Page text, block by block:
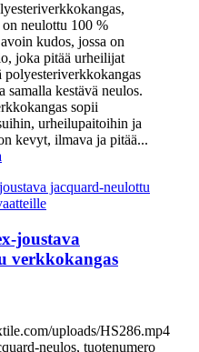
neulottu 100 %
kudos, jossa on
joka pitää urheilijat
samalla kestävä neulos.
sopii
urheilupaitoihin ja
kevyt, ilmava ja pitää...
joustava
verkkokangas
uploads/HS286.mp4
neulos, tuotenumero